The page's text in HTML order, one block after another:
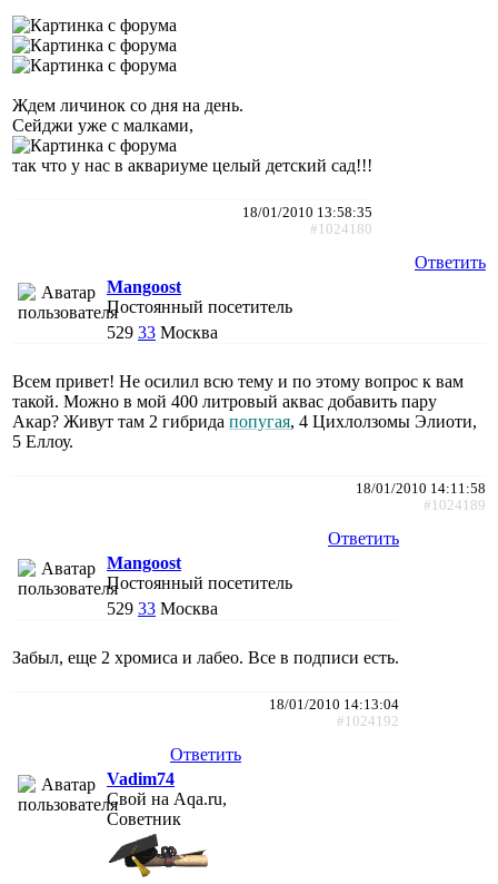
Ждем личинок со дня на день.
Сейджи уже с малками,
так что у нас в аквариуме целый детский сад!!!
18/01/2010 13:58:35
#1024180
Ответить
Mangoost
Постоянный посетитель
529 33 Москва
Всем привет! Не осилил всю тему и по этому вопрос к вам
такой. Можно в мой 400 литровый аквас добавить пару
Акар? Живут там 2 гибрида попугая, 4 Цихлолзомы Элиоти,
5 Еллоу.
18/01/2010 14:11:58
#1024189
Ответить
Mangoost
Постоянный посетитель
529 33 Москва
Забыл, еще 2 хромиса и лабео. Все в подписи есть.
18/01/2010 14:13:04
#1024192
Ответить
Vadim74
Свой на Aqa.ru,
Советник